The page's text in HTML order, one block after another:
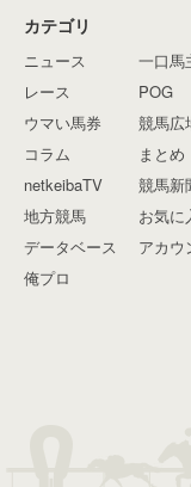
カテゴリ
ニュース
レース
ウマい馬券
コラム
netkeibaTV
地方競馬
データベース
俺プロ
一口馬
POG
競馬広
まとめ
競馬新
お気に
アカウ